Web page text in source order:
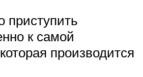
приступить
к самой
производится